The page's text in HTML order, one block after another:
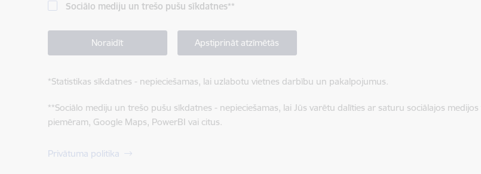
Sociālo mediju un trešo pušu sīkdatnes**
Noraidīt Apstiprināt atzīmētās
*Statistikas sīkdatnes - nepieciešamas, lai uzlabotu vietnes darbību un pakalpojumus.
**Sociālo mediju un trešo pušu sīkdatnes - nepieciešamas, lai Jūs varētu dalīties ar saturu sociālajos
piemēram, Google Maps, PowerBI vai citus.
Privātuma politika